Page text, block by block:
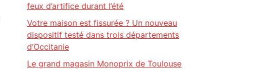
feux d’artifice durant l’été
Votre maison est fissurée ? Un nouveau
dispositif testé dans trois départements
d’Occitanie
Le grand magasin Monoprix de Toulouse